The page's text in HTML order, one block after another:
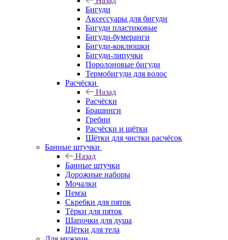
Бигуди
Аксессуары для бигуди
Бигуди пластиковые
Бигуди-бумеранги
Бигуди-коклюшки
Бигуди-липучки
Поролоновые бигуди
Термобигуди для волос
Расчёски
Назад
Расчёски
Брашинги
Гребни
Расчёски и щётки
Щётки для чистки расчёсок
Банные штучки
Назад
Банные штучки
Дорожные наборы
Мочалки
Пемза
Скребки для пяток
Тёрки для пяток
Шапочки для душа
Щётки для тела